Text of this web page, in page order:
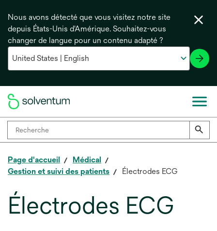
Nous avons détecté que vous visitez notre site
depuis États-Unis d'Amérique. Souhaitez-vous
changer de langue pour un contenu adapté ?
Page d'accueil
Médical
Gestion et suivi des patients
Électrodes ECG
Électrodes ECG